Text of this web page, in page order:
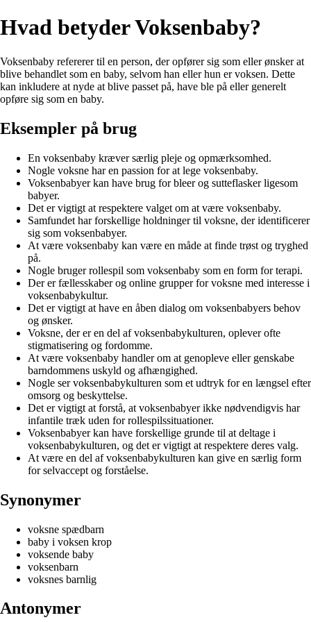
Hvad betyder Voksenbaby?
Voksenbaby refererer til en person, der opfører sig som eller ønsker at
blive behandlet som en baby, selvom han eller hun er voksen. Dette
kan inkludere at nyde at blive passet på, have ble på eller generelt
opføre sig som en baby.
Eksempler på brug
En voksenbaby kræver særlig pleje og opmærksomhed.
Nogle voksne har en passion for at lege voksenbaby.
Voksenbabyer kan have brug for bleer og sutteflasker ligesom
babyer.
Det er vigtigt at respektere valget om at være voksenbaby.
Samfundet har forskellige holdninger til voksne, der identificerer
sig som voksenbabyer.
At være voksenbaby kan være en måde at finde trøst og tryghed
på.
Nogle bruger rollespil som voksenbaby som en form for terapi.
Der er fællesskaber og online grupper for voksne med interesse i
voksenbabykultur.
Det er vigtigt at have en åben dialog om voksenbabyers behov
og ønsker.
Voksne, der er en del af voksenbabykulturen, oplever ofte
stigmatisering og fordomme.
At være voksenbaby handler om at genopleve eller genskabe
barndommens uskyld og afhængighed.
Nogle ser voksenbabykulturen som et udtryk for en længsel efter
omsorg og beskyttelse.
Det er vigtigt at forstå, at voksenbabyer ikke nødvendigvis har
infantile træk uden for rollespilssituationer.
Voksenbabyer kan have forskellige grunde til at deltage i
voksenbabykulturen, og det er vigtigt at respektere deres valg.
At være en del af voksenbabykulturen kan give en særlig form
for selvaccept og forståelse.
Synonymer
voksne spædbarn
baby i voksen krop
voksende baby
voksenbarn
voksnes barnlig
Antonymer